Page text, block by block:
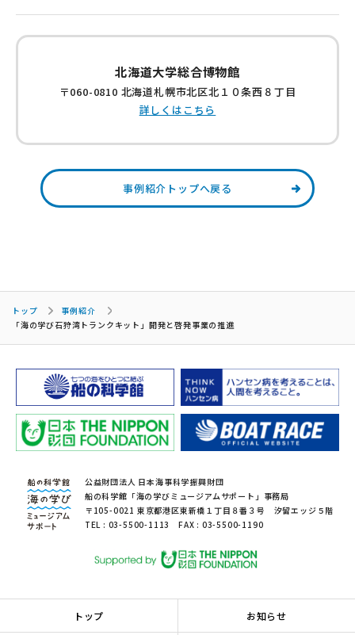
北海道大学総合博物館
〒060-0810 北海道札幌市北区北１０条西８丁目
詳しくはこちら
事例紹介トップへ戻る
トップ
事例紹介
「海の学び石狩湾トランクキット」開発と啓発事業の推進
公益財団法人 日本海事科学振興財団
船の科学館「海の学びミュージアムサポート」事務局
〒105-0021 東京都港区東新橋１丁目８番３号 汐留エッジ５階
TEL : 03-5500-1113 FAX : 03-5500-1190
トップ お知らせ